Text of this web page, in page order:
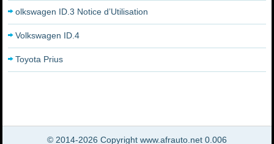
olkswagen ID.3 Notice d’Utilisation
Volkswagen ID.4
Toyota Prius
© 2014-2026 Copyright www.afrauto.net 0.006